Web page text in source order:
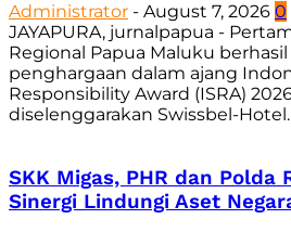
Administrator - August 7, 2026 0
JAYAPURA, jurnalpapua -
Regional Papua Maluku
penghargaan dalam ajang
Responsibility Award (ISRA)
diselenggarakan Swissbel-
SKK Migas, PHR dan Polda
Sinergi Lindungi Aset